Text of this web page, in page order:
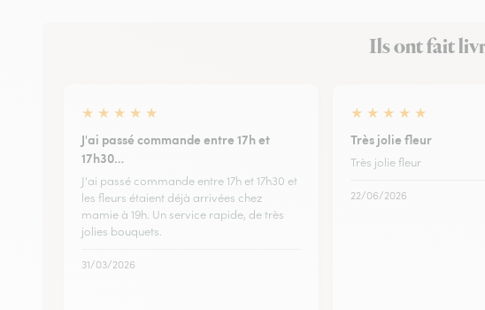
Ils ont fait
★ ★ ★ ★ ★
J'ai passé commande entre 17h et
17h30…
J'ai passé commande entre 17h et 17h30 et
les fleurs étaient déjà arrivées chez
mamie à 19h. Un service rapide, de très
jolies bouquets.
31/03/2026
★ ★ ★ ★ ★
Très jolie fleur
Très jolie fleur
22/06/2026